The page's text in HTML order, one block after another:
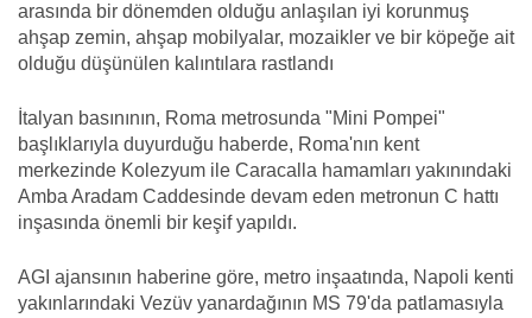
arasında bir dönemden olduğu anlaşılan iyi korunmuş
ahşap zemin, ahşap mobilyalar, mozaikler ve bir köpeğe ait
olduğu düşünülen kalıntılara rastlandı
İtalyan basınının, Roma metrosunda "Mini Pompei"
başlıklarıyla duyurduğu haberde, Roma'nın kent
merkezinde Kolezyum ile Caracalla hamamları yakınındaki
Amba Aradam Caddesinde devam eden metronun C hattı
inşasında önemli bir keşif yapıldı.
AGI ajansının haberine göre, metro inşaatında, Napoli kenti
yakınlarındaki Vezüv yanardağının MS 79'da patlamasıyla